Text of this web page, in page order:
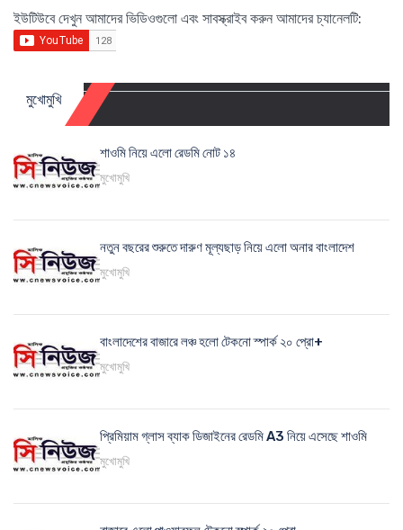
ইউটিউবে দেখুন আমাদের ভিডিওগুলো এবং সাবস্ক্রাইব করুন আমাদের চ্যানেলটি:
মুখোমুখি
শাওমি নিয়ে এলো রেডমি নোট ১৪
মুখোমুখি
নতুন বছরের শুরুতে দারুণ মূল্যছাড় নিয়ে এলো অনার বাংলাদেশ
মুখোমুখি
বাংলাদেশের বাজারে লঞ্চ হলো টেকনো স্পার্ক ২০ প্রো+
মুখোমুখি
প্রিমিয়াম গ্লাস ব্যাক ডিজাইনের রেডমি A3 নিয়ে এসেছে শাওমি
মুখোমুখি